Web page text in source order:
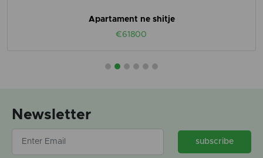
Apartament ne shitje
€61800
Newsletter
subscribe